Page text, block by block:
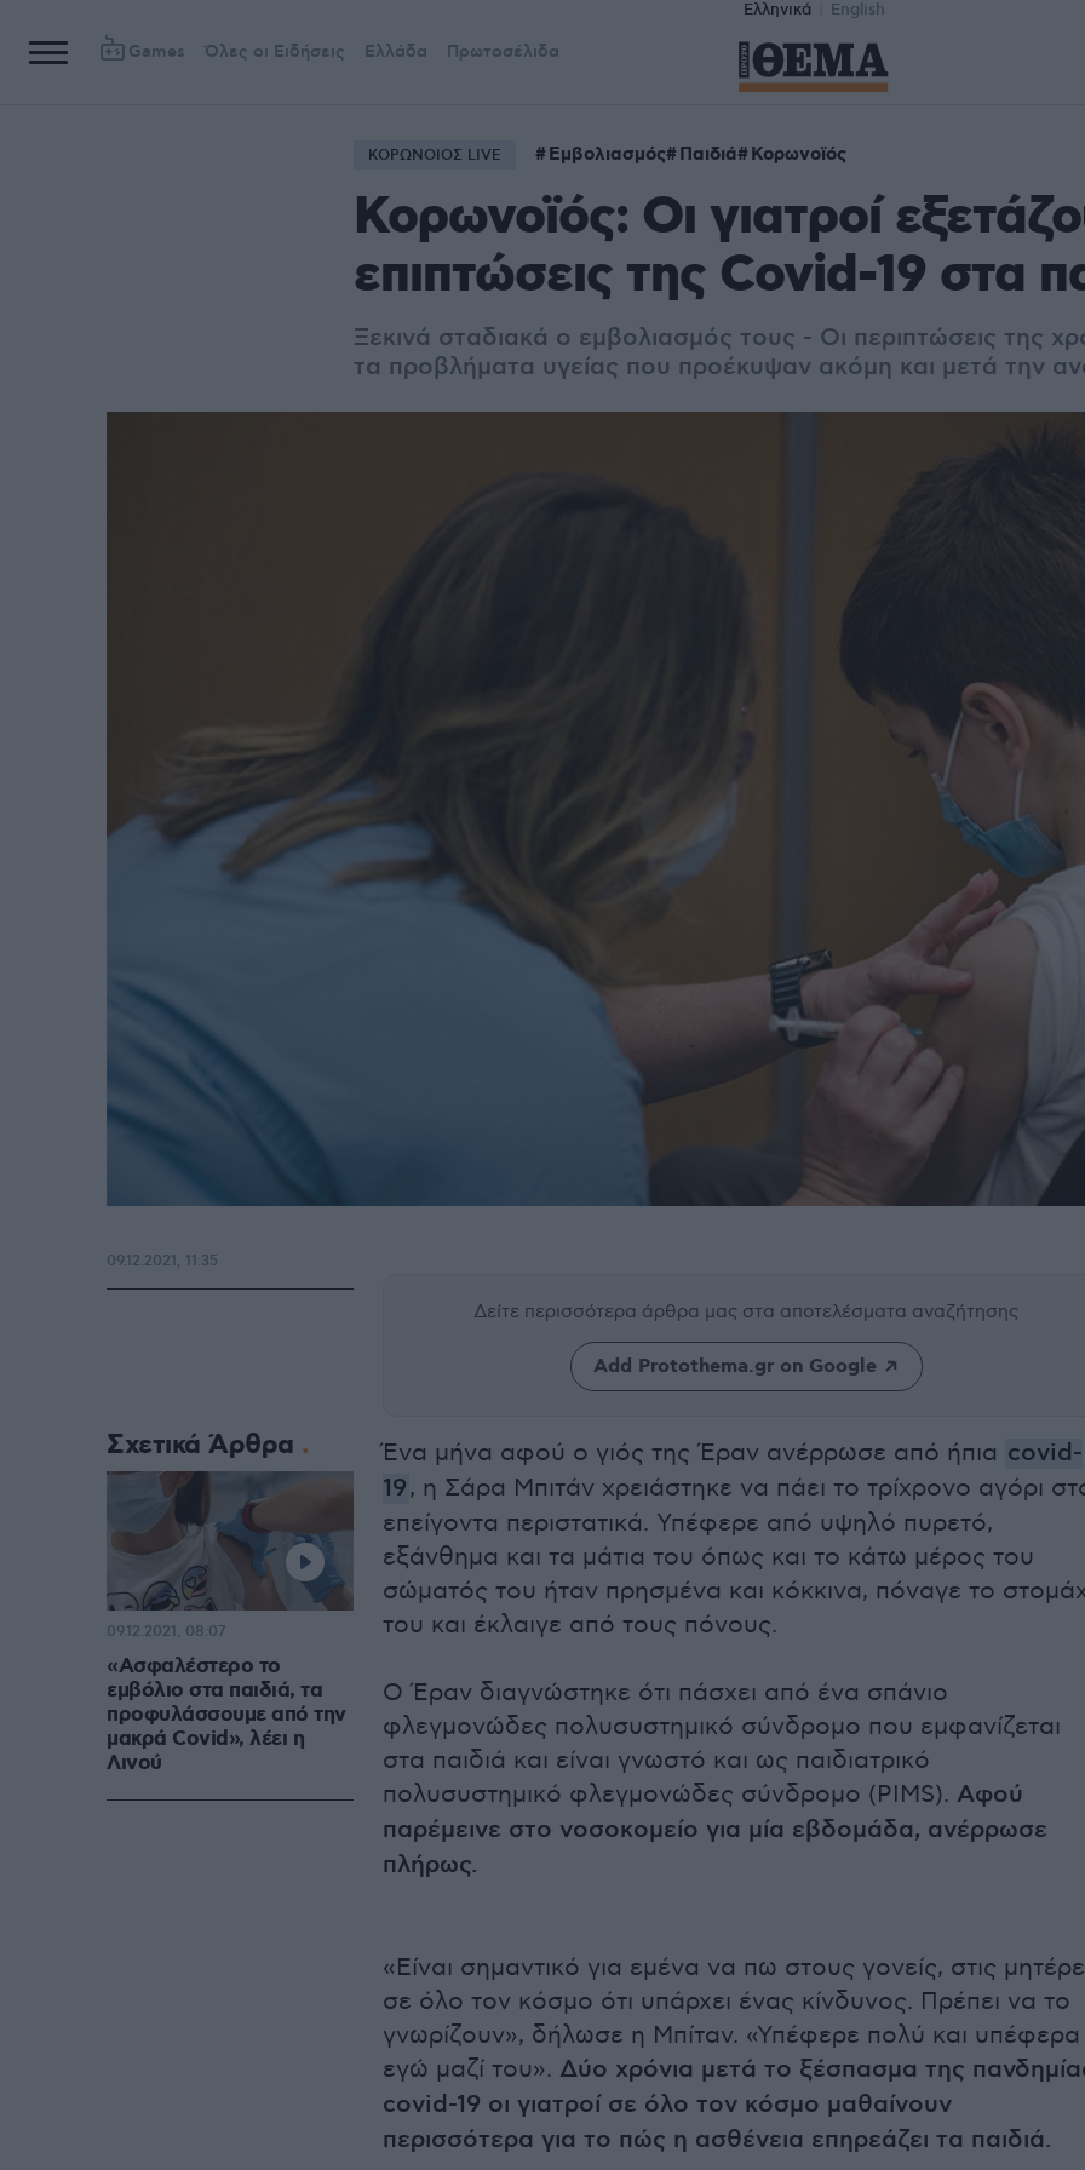
Ελληνικά English
Games Όλες οι Ειδήσεις Ελλάδα Πρωτοσέλιδα
ΚΟΡΩΝΟΙΟΣ LIVE Εμβολιασμός Παιδιά Κορωνοϊός
Κορωνοϊός: Οι γιατροί
επιπτώσεις της Covid-19 στα
Ξεκινά σταδιακά ο εμβολιασμός τους - Οι περιπτώσεις της
τα προβλήματα υγείας που προέκυψαν ακόμη και μετά την
Δείτε περισσότερα άρθρα μας στα αποτελέσματα αναζήτησης
Add Protothema.gr on Google
Ένα μήνα αφού ο γιός της Έραν ανέρρωσε από ήπια covid-
19, η Σάρα Μπιτάν χρειάστηκε να πάει το τρίχρονο αγόρι
επείγοντα περιστατικά. Υπέφερε από υψηλό πυρετό,
εξάνθημα και τα μάτια του όπως και το κάτω μέρος του
σώματός του ήταν πρησμένα και κόκκινα, πόναγε το
του και έκλαιγε από τους πόνους.
Ο Έραν διαγνώστηκε ότι πάσχει από ένα σπάνιο
φλεγμονώδες πολυσυστημικό σύνδρομο που εμφανίζεται
στα παιδιά και είναι γνωστό και ως παιδιατρικό
πολυσυστημικό φλεγμονώδες σύνδρομο (PIMS). Αφού
παρέμεινε στο νοσοκομείο για μία εβδομάδα, ανέρρωσε
πλήρως.
«Είναι σημαντικό για εμένα να πω στους γονείς, στις
σε όλο τον κόσμο ότι υπάρχει ένας κίνδυνος. Πρέπει να το
γνωρίζουν», δήλωσε η Μπίταν. «Υπέφερε πολύ και υπέφερα
εγώ μαζί του». Δύο χρόνια μετά το ξέσπασμα της
covid-19 οι γιατροί σε όλο τον κόσμο μαθαίνουν
περισσότερα για το πώς η ασθένεια επηρεάζει τα παιδιά.
09.12.2021, 11:35
Σχετικά Άρθρα
«Ασφαλέστερο το
εμβόλιο στα παιδιά, τα
προφυλάσσουμε από την
μακρά Covid», λέει η
Λινού
09.12.2021, 08:07